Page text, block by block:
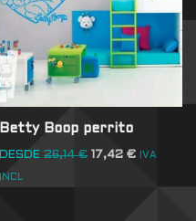
Betty Boop perrito
DESDE 26,14€ 17,42€ IVA
INCL